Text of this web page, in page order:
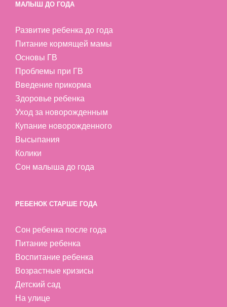
МАЛЫШ ДО ГОДА
Развитие ребенка до года
Питание кормящей мамы
Основы ГВ
Проблемы при ГВ
Введение прикорма
Здоровье ребенка
Уход за новорожденным
Купание новорожденного
Высыпания
Колики
Сон малыша до года
РЕБЕНОК СТАРШЕ ГОДА
Сон ребенка после года
Питание ребенка
Воспитание ребенка
Возрастные кризисы
Детский сад
На улице